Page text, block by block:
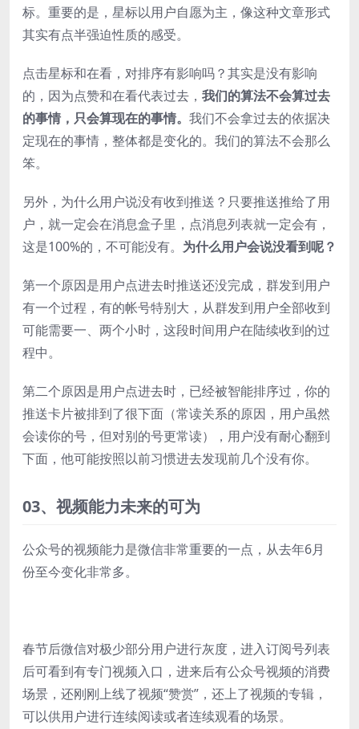
标。重要的是，星标以用户自愿为主，像这种文章形式
其实有点半强迫性质的感受。
点击星标和在看，对排序有影响吗？其实是没有影响
的，因为点赞和在看代表过去， 我们的算法不会算过去
的事情，只会算现在的事情。 我们不会拿过去的依据决
定现在的事情，整体都是变化的。我们的算法不会那么
笨。
另外，为什么用户说没有收到推送？只要推送推给了用
户，就一定会在消息盒子里，点消息列表就一定会有，
这是100%的，不可能没有。 为什么用户会说没看到呢？
第一个原因是用户点进去时推送还没完成，群发到用户
有一个过程，有的帐号特别大，从群发到用户全部收到
可能需要一、两个小时，这段时间用户在陆续收到的过
程中。
第二个原因是用户点进去时，已经被智能排序过，你的
推送卡片被排到了很下面（常读关系的原因，用户虽然
会读你的号，但对别的号更常读），用户没有耐心翻到
下面，他可能按照以前习惯进去发现前几个没有你。
03、 视频能力未来的可为
公众号的视频能力是微信非常重要的一点，从去年6月
份至今变化非常多。
春节后微信对极少部分用户进行灰度，进入订阅号列表
后可看到有专门视频入口，进来后有公众号视频的消费
场景，还刚刚上线了视频“赞赏”，还上了视频的专辑，
可以供用户进行连续阅读或者连续观看的场景。